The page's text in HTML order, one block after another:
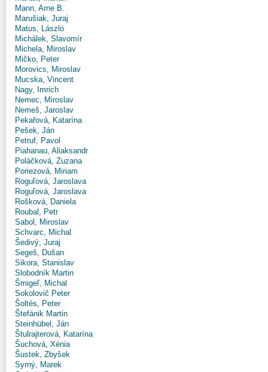
Mann, Arne B.
Marušiak, Juraj
Matus, László
Michálek, Slavomír
Michela, Miroslav
Mičko, Peter
Morovics, Miroslav
Mucska, Vincent
Nagy, Imrich
Nemec, Miroslav
Nemeš, Jaroslav
Pekařová, Katarína
Pešek, Ján
Petruf, Pavol
Piahanau, Aliaksandr
Poláčková, Zuzana
Poriezová, Miriam
Roguľová, Jaroslava
Roguľová, Jaroslava
Rošková, Daniela
Roubal, Petr
Sabol, Miroslav
Schvarc, Michal
Šedivý, Juraj
Segeš, Dušan
Sikora, Stanislav
Slobodník Martin
Šmigeľ, Michal
Sokolovič Peter
Šoltés, Peter
Štefánik Martin
Steinhübel, Ján
Štulrajterová, Katarína
Šuchová, Xénia
Šustek, Zbyšek
Syrný, Marek